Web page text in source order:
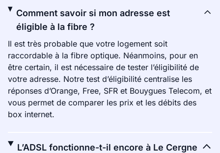
Comment savoir si mon adresse est
éligible à la fibre ?
Il est très probable que votre logement soit
raccordable à la fibre optique. Néanmoins, pour en
être certain, il est nécessaire de tester l’éligibilité de
votre adresse. Notre test d’éligibilité centralise les
réponses d’Orange, Free, SFR et Bouygues Telecom, et
vous permet de comparer les prix et les débits des
box internet.
L’ADSL fonctionne-t-il encore à Le Cergne